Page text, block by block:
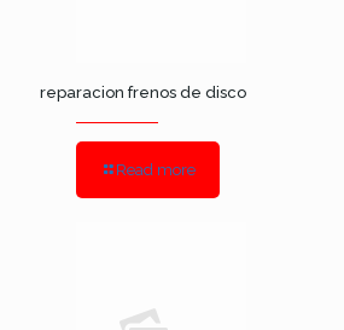
reparacion frenos de disco
Read more